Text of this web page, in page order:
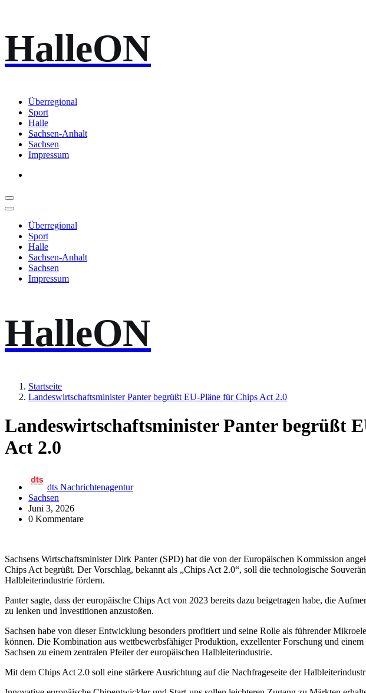
Inhalt
springen
HalleON
Überregional
Sport
Halle
Sachsen-Anhalt
Sachsen
Impressum
Überregional
Sport
Halle
Sachsen-Anhalt
Sachsen
Impressum
HalleON
Startseite
Landeswirtschaftsminister Panter begrüßt EU-Pläne für Chips Act 2.0
Landeswirtschaftsminister Panter begrüßt
Act 2.0
dts Nachrichtenagentur
Sachsen
Juni 3, 2026
0 Kommentare
Sachsens Wirtschaftsminister Dirk Panter (SPD) hat die von der Europäischen Kommission
Chips Act begrüßt. Der Vorschlag, bekannt als „Chips Act 2.0“, soll die technologische
Halbleiterindustrie fördern.
Panter sagte, dass der europäische Chips Act von 2023 bereits dazu beigetragen habe, die
zu lenken und Investitionen anzustoßen.
Sachsen habe von dieser Entwicklung besonders profitiert und seine Rolle als führender
können. Die Kombination aus wettbewerbsfähiger Produktion, exzellenter Forschung und
Sachsen zu einem zentralen Pfeiler der europäischen Halbleiterindustrie.
Mit dem Chips Act 2.0 soll eine stärkere Ausrichtung auf die Nachfrageseite der